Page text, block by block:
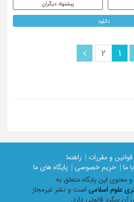
پیشنهاد دیگران
دانلود
1
2
قوانین و مقررات |
راهنما
ما | حریم خصوصی |
پایگاه های ما
معنوی اين پايگاه متعلق به
علوم اسلامی است و نشر غیرمجاز
آن پیگرد قانونی دارد.